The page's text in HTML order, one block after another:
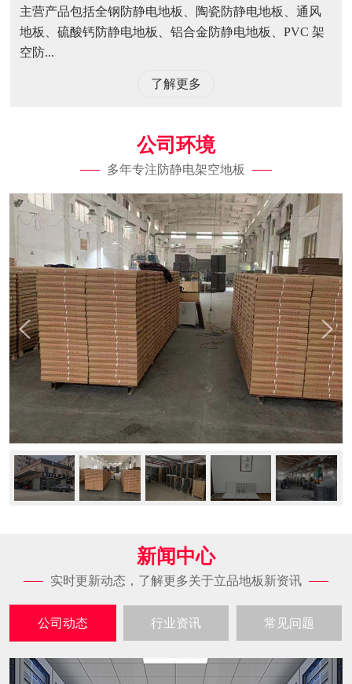
主营产品包括全钢防静电地板、陶瓷防静电地板、通风
地板、硫酸钙防静电地板、铝合金防静电地板、PVC 架
空防...
了解更多
公司环境
多年专注防静电架空地板
新闻中心
实时更新动态，了解更多关于立品地板新资讯
公司动态 行业资讯 常见问题